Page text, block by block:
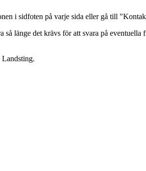
i sidfoten på varje sida eller gå till
så länge det krävs för att svara på eventuella
Landsting.